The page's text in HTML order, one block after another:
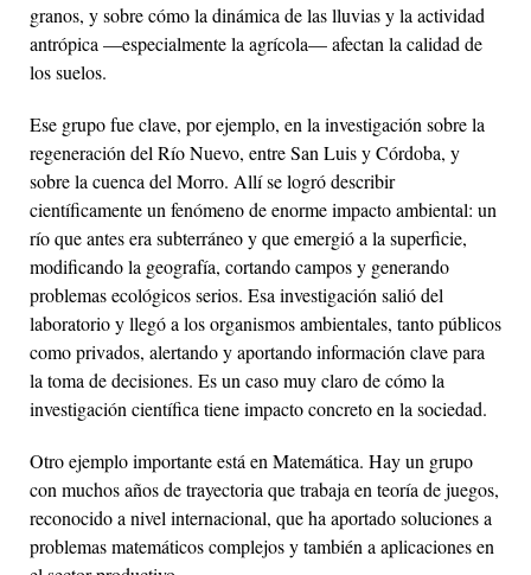
granos, y sobre cómo la dinámica de las lluvias y la actividad
antrópica —especialmente la agrícola— afectan la calidad de
los suelos.
Ese grupo fue clave, por ejemplo, en la investigación sobre la
regeneración del Río Nuevo, entre San Luis y Córdoba, y
sobre la cuenca del Morro. Allí se logró describir
científicamente un fenómeno de enorme impacto ambiental: un
río que antes era subterráneo y que emergió a la superficie,
modificando la geografía, cortando campos y generando
problemas ecológicos serios. Esa investigación salió del
laboratorio y llegó a los organismos ambientales, tanto públicos
como privados, alertando y aportando información clave para
la toma de decisiones. Es un caso muy claro de cómo la
investigación científica tiene impacto concreto en la sociedad.
Otro ejemplo importante está en Matemática. Hay un grupo
con muchos años de trayectoria que trabaja en teoría de juegos,
reconocido a nivel internacional, que ha aportado soluciones a
problemas matemáticos complejos y también a aplicaciones en